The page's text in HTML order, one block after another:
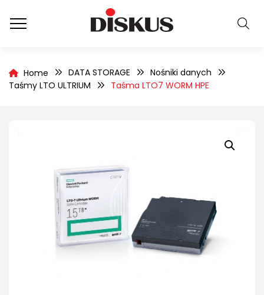
Home DATA STORAGE
Nośniki danych
Taśmy LTO ULTRIUM
Taśma LTO7 WORM HPE